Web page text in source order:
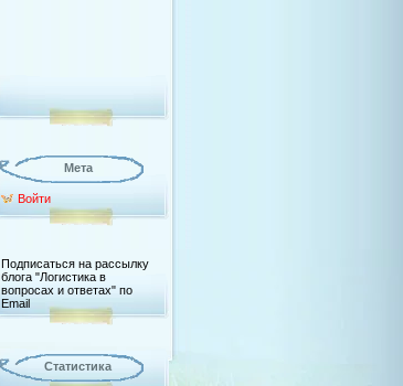
Мета
Войти
Подписаться на рассылку
блога "Логистика в
вопросах и ответах" по
Email
Статистика